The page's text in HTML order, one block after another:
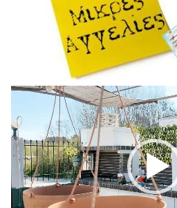
Πρόγραμμα
Αναπαραγωγής
Βίντεο